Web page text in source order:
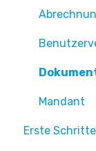
Mandant
Erste Schritte